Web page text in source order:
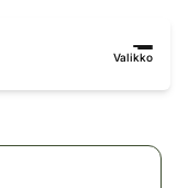
Valikko